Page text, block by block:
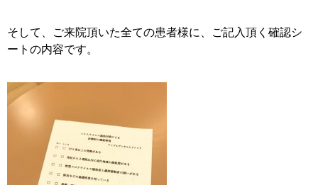
そして、ご来院頂いた全ての患者様に、ご記入頂く確認シ
ートの内容です。